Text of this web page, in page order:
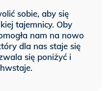
sobie, aby się
tajemnicy. Oby
nam na nowo
dla nas staje się
się poniżyć i